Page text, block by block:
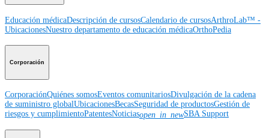
Educación médicaDescripción de cursosCalendario de cursosArthroLab™ -
UbicacionesNuestro departamento de educación médicaOrthoPedia
Corporación
CorporaciónQuiénes somosEventos comunitariosDivulgación de la cadena
de suministro globalUbicacionesBecasSeguridad de productosGestión de
riesgos y cumplimientoPatentesNoticiasopen_in_newSBA Support